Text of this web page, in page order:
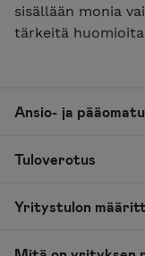
sisällään monia
tärkeitä
Ansio- ja
Tuloverotus
Yritystulon